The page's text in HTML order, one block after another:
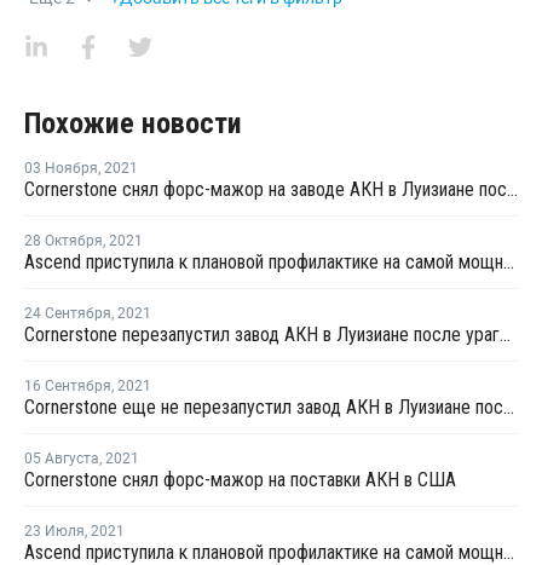
Похожие новости
03 Ноября, 2021
Cornerstone снял форс-мажор на заводе АКН в Луизиане после урагана "Ида"
28 Октября, 2021
Ascend приступила к плановой профилактике на самой мощной линии АКН в Техасе
24 Сентября, 2021
Cornerstone перезапустил завод АКН в Луизиане после урагана "Ида"
16 Сентября, 2021
Cornerstone еще не перезапустил завод АКН в Луизиане после урагана "Ида"
05 Августа, 2021
Cornerstone снял форс-мажор на поставки АКН в США
23 Июля, 2021
Ascend приступила к плановой профилактике на самой мощной линии АКН в Техасе